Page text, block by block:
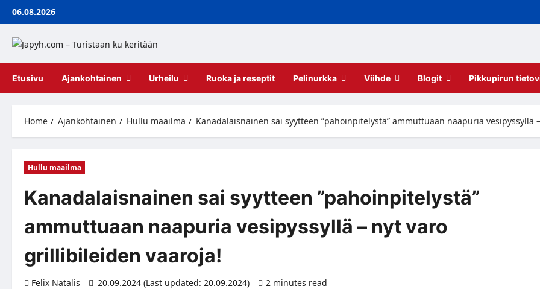
Skip06.08.2026
Etusivu Ajankohtainen Urheilu Ruoka ja reseptit Pelinurkka Viihde Blogit Pikkupirun
Home Ajankohtainen Hullu maailma Kanadalaisnainen sai syytteen ”pahoinpitelystä” ammuttuaan naapuria
Hullu maailma
Kanadalaisnainen sai syytteen ”pahoinpitelystä”
ammuttuaan naapuria vesipyssyllä – nyt varo
grillibileiden vaaroja!
Felix Natalis 20.09.2024 (Last updated: 20.09.2024) 2 minutes read